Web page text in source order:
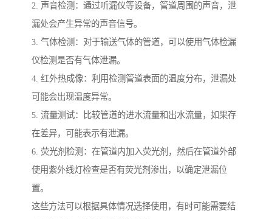
2. 声音检测：通过听漏仪等设备，管道周围的声音，泄
漏处会产生异常的声音信号。
3. 气体检测：对于输送气体的管道，可以使用气体检漏
仪检测是否有气体泄漏。
4. 红外热成像：利用检测管道表面的温度分布，泄漏处
可能会出现温度异常。
5. 流量测试：比较管道的进水流量和出水流量，如果存
在差异，可能表示有泄漏。
6. 荧光剂检测：在管道内加入荧光剂，然后在管道外部
使用紫外线灯检查是否有荧光剂渗出，以确定泄漏位
置。
这些方法可以根据具体情况选择使用，有时可能需要结